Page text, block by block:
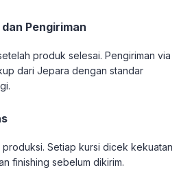
Pengiriman
produk selesai. Pengiriman via
dari Jepara dengan standar
Setiap kursi dicek kekuatan
finishing sebelum dikirim.